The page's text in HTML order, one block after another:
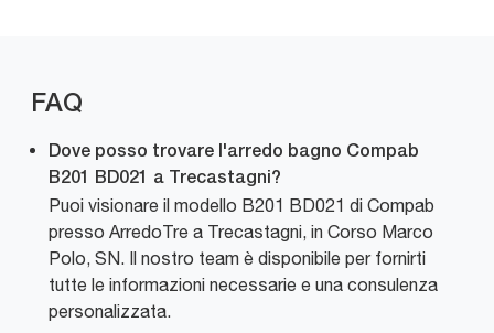
FAQ
Dove posso trovare l'arredo bagno Compab
B201 BD021 a Trecastagni?
Puoi visionare il modello B201 BD021 di Compab
presso ArredoTre a Trecastagni, in Corso Marco
Polo, SN. Il nostro team è disponibile per fornirti
tutte le informazioni necessarie e una consulenza
personalizzata.